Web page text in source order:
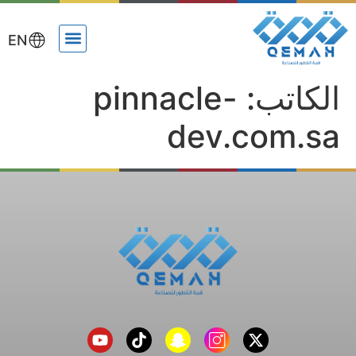
EN
الكاتب: pinnacle-
dev.com.sa